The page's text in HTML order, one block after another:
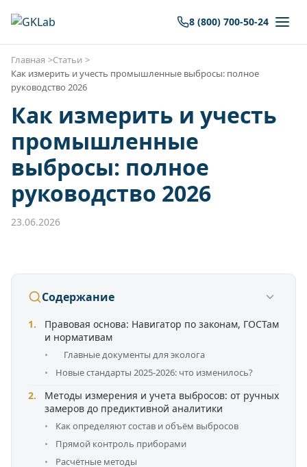
8 (800) 700-50-24
Главная
Статьи
Как измерить и учесть промышленные выбросы: полное
руководство 2026
Как измерить и учесть
промышленные
выбросы: полное
руководство 2026
23.06.2026
Содержание
Правовая основа: Навигатор по законам, ГОСТам
и нормативам
Главные документы для эколога
Новые стандарты 2025-2026: что изменилось?
Методы измерения и учета выбросов: от ручных
замеров до предиктивной аналитики
Как определяют состав и объём выбросов
Прямой контроль приборами
Расчётные методы